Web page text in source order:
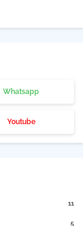
Whatsapp
Youtube
11
5